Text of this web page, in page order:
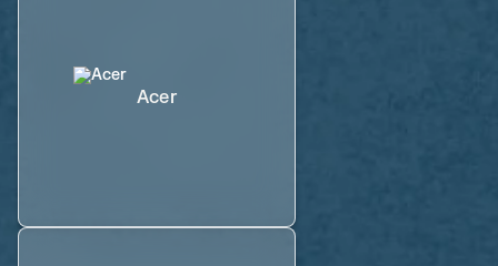
Acer